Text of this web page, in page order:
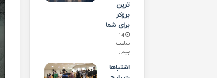
ترین
بروکر
برای شما
14
ساعت
پیش
اشتباها